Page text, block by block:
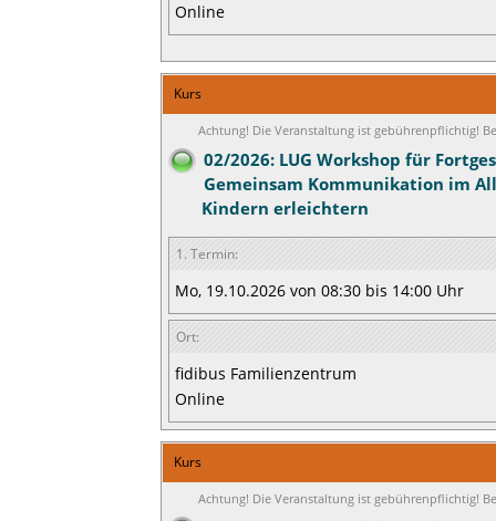
Online
Kurs
Achtung! Die Veranstaltung ist gebührenpflichtig!
02/2026: LUG Workshop für
Gemeinsam Kommunikation im
Kindern erleichtern
1. Termin:
Mo, 19.10.2026 von 08:30 bis 14:00 Uhr
Ort:
fidibus Familienzentrum
Online
Kurs
Achtung! Die Veranstaltung ist gebührenpflichtig!